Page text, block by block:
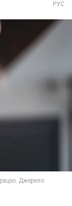
РУС